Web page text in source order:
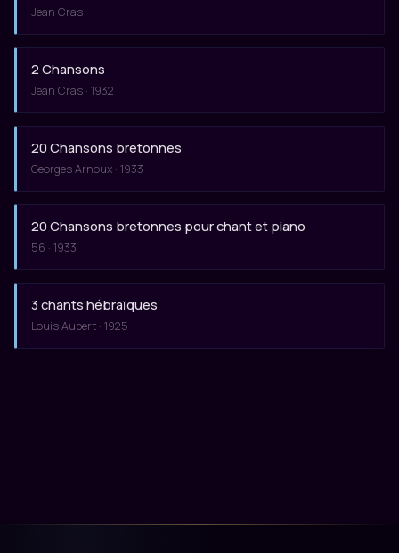
Jean Cras
2 Chansons
Jean Cras · 1932
20 Chansons bretonnes
Georges Arnoux · 1933
20 Chansons bretonnes pour chant et piano
56 · 1933
3 chants hébraïques
Louis Aubert · 1925